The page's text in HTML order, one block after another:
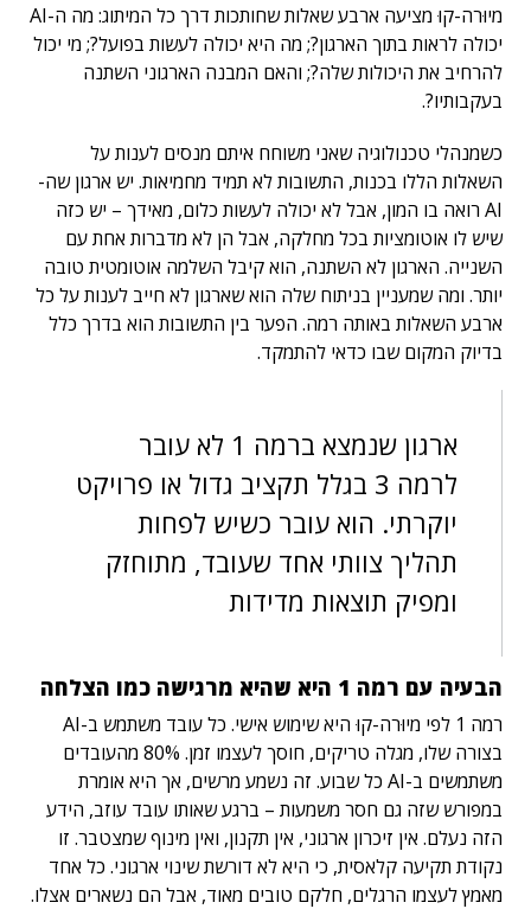
מיוּרה-קוּ מציעה ארבע שאלות שחותכות דרך כל המיתוג: מה ה-AI
יכולה לראות בתוך הארגון?; מה היא יכולה לעשות בפועל?; מי יכול
להרחיב את היכולות שלה?; והאם המבנה הארגוני השתנה
בעקבותיו?.
כשמנהלי טכנולוגיה שאני משוחח איתם מנסים לענות על
השאלות הללו בכנות, התשובות לא תמיד מחמיאות. יש ארגון שה-
AI רואה בו המון, אבל לא יכולה לעשות כלום, מאידך – יש כזה
שיש לו אוטומציות בכל מחלקה, אבל הן לא מדברות אחת עם
השנייה. הארגון לא השתנה, הוא קיבל השלמה אוטומטית טובה
יותר. ומה שמעניין בניתוח שלה הוא שארגון לא חייב לענות על כל
ארבע השאלות באותה רמה. הפער בין התשובות הוא בדרך כלל
בדיוק המקום שבו כדאי להתמקד.
ארגון שנמצא ברמה 1 לא עובר
לרמה 3 בגלל תקציב גדול או פרויקט
יוקרתי. הוא עובר כשיש לפחות
תהליך צוותי אחד שעובד, מתוחזק
ומפיק תוצאות מדידות
הבעיה עם רמה 1 היא שהיא מרגישה כמו הצלחה
רמה 1 לפי מיוּרה-קוּ היא שימוש אישי. כל עובד משתמש ב-AI
בצורה שלו, מגלה טריקים, חוסך לעצמו זמן. 80% מהעובדים
משתמשים ב-AI כל שבוע. זה נשמע מרשים, אך היא אומרת
במפורש שזה גם חסר משמעות – ברגע שאותו עובד עוזב, הידע
הזה נעלם. אין זיכרון ארגוני, אין תקנון, ואין מינוף שמצטבר. זו
נקודת תקיעה קלאסית, כי היא לא דורשת שינוי ארגוני. כל אחד
מאמץ לעצמו הרגלים, חלקם טובים מאוד, אבל הם נשארים אצלו.